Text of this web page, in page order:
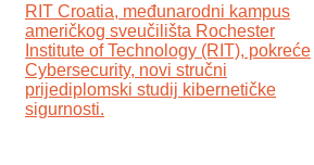
RIT Croatia, međunarodni kampus
američkog sveučilišta Rochester
Institute of Technology (RIT), pokreće
Cybersecurity, novi stručni
prijediplomski studij kibernetičke
sigurnosti.